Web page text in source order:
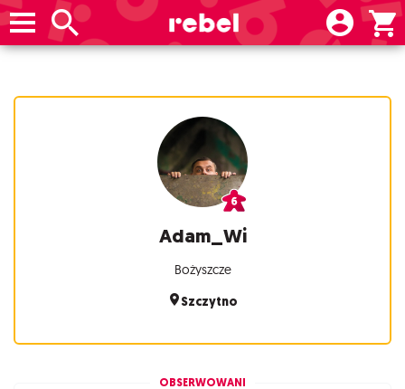
Adam_Wi
Bożyszcze
Szczytno
OBSERWOWANI